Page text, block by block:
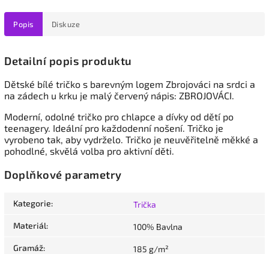
Popis Diskuze
Detailní popis produktu
Dětské bílé tričko s barevným logem Zbrojováci na srdci a
na zádech u krku je malý červený nápis: ZBROJOVÁCI.
Moderní, odolné tričko pro chlapce a dívky od dětí po
teenagery. Ideální pro každodenní nošení. Tričko je
vyrobeno tak, aby vydrželo. Tričko je neuvěřitelně měkké a
pohodlné, skvělá volba pro aktivní děti.
Doplňkové parametry
Kategorie: Trička
Materiál: 100% Bavlna
Gramáž: 185 g/m²